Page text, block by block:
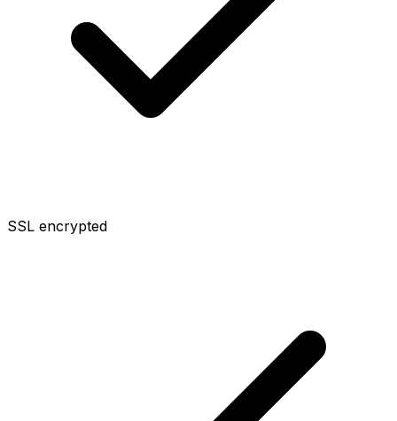
SSL encrypted